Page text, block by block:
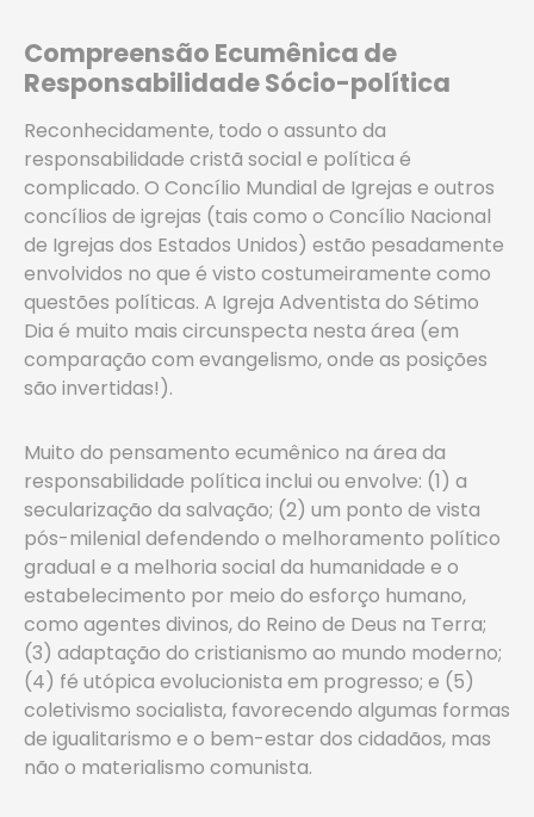
Compreensão Ecumênica de
Responsabilidade Sócio-política
Reconhecidamente, todo o assunto da
responsabilidade cristã social e política é
complicado. O Concílio Mundial de Igrejas e outros
concílios de igrejas (tais como o Concílio Nacional
de Igrejas dos Estados Unidos) estão pesadamente
envolvidos no que é visto costumeiramente como
questões políticas. A Igreja Adventista do Sétimo
Dia é muito mais circunspecta nesta área (em
comparação com evangelismo, onde as posições
são invertidas!).
Muito do pensamento ecumênico na área da
responsabilidade política inclui ou envolve: (1) a
secularização da salvação; (2) um ponto de vista
pós-milenial defendendo o melhoramento político
gradual e a melhoria social da humanidade e o
estabelecimento por meio do esforço humano,
como agentes divinos, do Reino de Deus na Terra;
(3) adaptação do cristianismo ao mundo moderno;
(4) fé utópica evolucionista em progresso; e (5)
coletivismo socialista, favorecendo algumas formas
de igualitarismo e o bem-estar dos cidadãos, mas
não o materialismo comunista.